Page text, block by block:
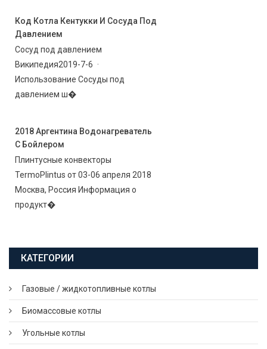
Код Котла Кентукки И Сосуда Под
Давлением
Сосуд под давлением
Википедия2019-7-6 ·
Использование Сосуды под
давлением ш�
2018 Аргентина Водонагреватель
С Бойлером
Плинтусные конвекторы
TermoPlintus от 03-06 апреля 2018
Москва, Россия Информация о
продукт�
КАТЕГОРИИ
Газовые / жидкотопливные котлы
Биомассовые котлы
Угольные котлы